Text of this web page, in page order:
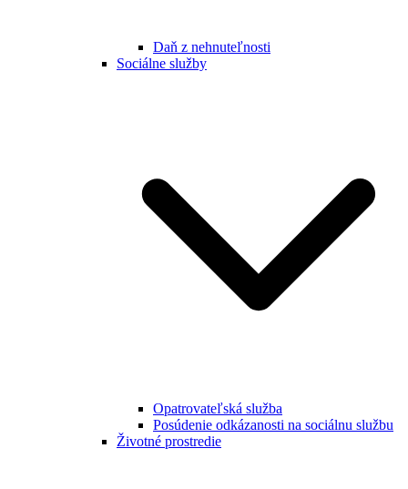
Daň z nehnuteľnosti
Sociálne služby
Opatrovateľská služba
Posúdenie odkázanosti na sociálnu službu
Životné prostredie